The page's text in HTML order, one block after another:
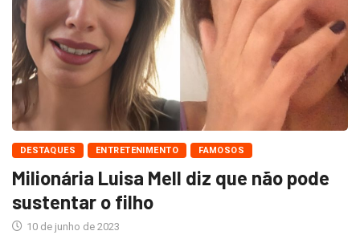
DESTAQUES ENTRETENIMENTO FAMOSOS
Milionária Luisa Mell diz que não pode
sustentar o filho
10 de junho de 2023